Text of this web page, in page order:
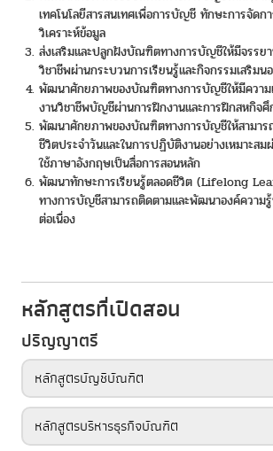
เทคโนโลยีสารสนเทศเพื่อการบัญชี ทักษะการจัดก
วิเคราะห์ข้อมูล
ส่งเสริมและปลูกฝังบัณฑิตทางการบัญชีให้มีจรร
วิชาชีพผ่านกระบวนการเรียนรู้และกิจกรรมเสริมน
พัฒนาศักยภาพของบัณฑิตทางการบัญชีให้มีความ
งานวิชาชีพบัญชีผ่านการฝึกงานและการฝึกสหกิจ
พัฒนาศักยภาพของบัณฑิตทางการบัญชีให้สามาร
ชีวิตประจำวันและในการปฏิบัติงานอย่างเหมาะสม
ใช้ภาษาอังกฤษเป็นสื่อการสอนหลัก
พัฒนาทักษะการเรียนรู้ตลอดชีวิต (Lifelong
ทางการบัญชีสามารถติดตามและพัฒนาองค์ความ
ต่อเนื่อง
หลักสูตรที่เปิดสอน
ปริญญาตรี
หลักสูตรบัญชีบัณฑิต
หลักสูตรบริหารธุรกิจบัณฑิต